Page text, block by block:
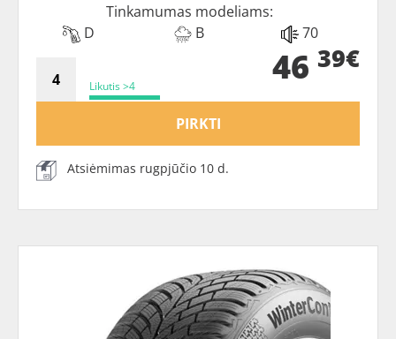
Tinkamumas modeliams:
D
B 70
Likutis >4 46 39€
PIRKTI
Atsiėmimas rugpjūčio 10 d.